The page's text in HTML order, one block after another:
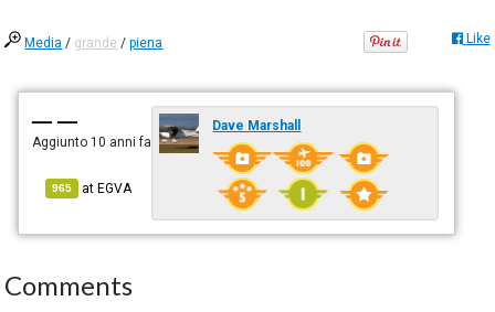
Media / grande /piena Like
— —
Aggiunto 10 anni fa
965 atEGVA
Dave Marshall
Comments